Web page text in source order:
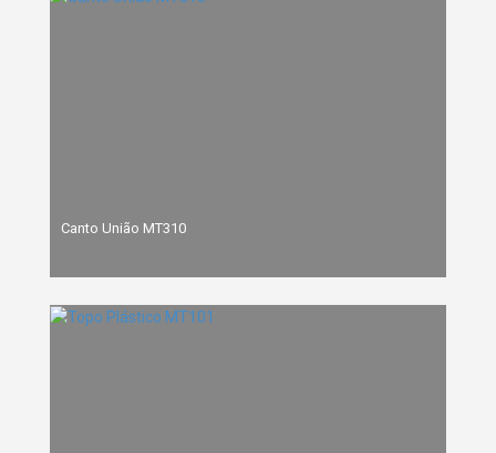
Canto União MT310